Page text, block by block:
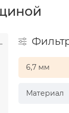
6,7 мм
Материал